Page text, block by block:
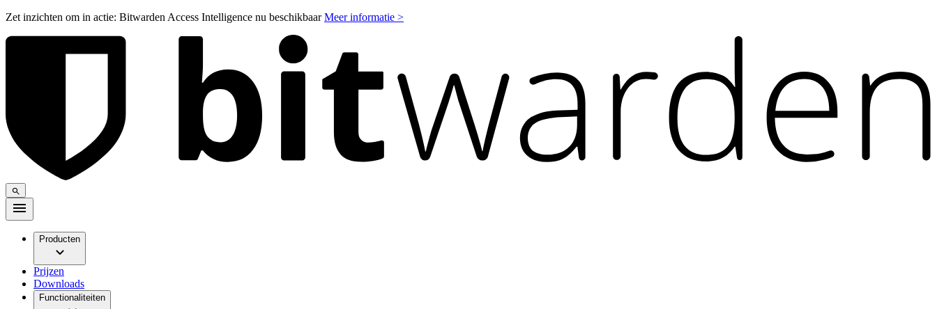
Zet inzichten om in actie: Bitwarden Access Intelligence nu beschikbaarMeer informatie >
Producten
Prijzen
Downloads
Functionaliteiten